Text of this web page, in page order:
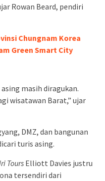
Rowan Beard, pendiri
Chungnam Korea
Green Smart City
masih diragukan.
wisatawan Barat,” ujar
DMZ, dan bangunan
turis asing.
ToursElliott Davies justru
tersendiri dari